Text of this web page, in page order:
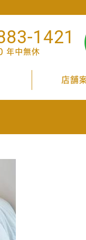
1421
年中無休
店舗